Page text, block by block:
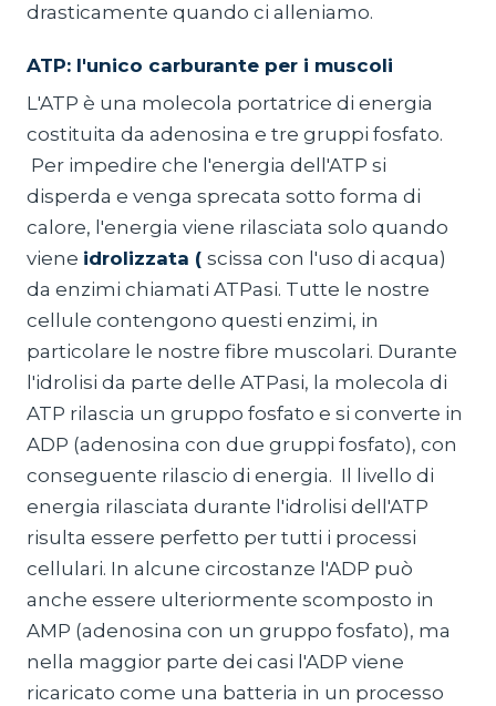
drasticamente quando ci alleniamo.
ATP: l'unico carburante per i muscoli
L'ATP è una molecola portatrice di energia
costituita da adenosina e tre gruppi fosfato.
Per impedire che l'energia dell'ATP si
disperda e venga sprecata sotto forma di
calore, l'energia viene rilasciata solo quando
viene idrolizzata ( scissa con l'uso di acqua)
da enzimi chiamati ATPasi. Tutte le nostre
cellule contengono questi enzimi, in
particolare le nostre fibre muscolari. Durante
l'idrolisi da parte delle ATPasi, la molecola di
ATP rilascia un gruppo fosfato e si converte in
ADP (adenosina con due gruppi fosfato), con
conseguente rilascio di energia. Il livello di
energia rilasciata durante l'idrolisi dell'ATP
risulta essere perfetto per tutti i processi
cellulari. In alcune circostanze l'ADP può
anche essere ulteriormente scomposto in
AMP (adenosina con un gruppo fosfato), ma
nella maggior parte dei casi l'ADP viene
ricaricato come una batteria in un processo